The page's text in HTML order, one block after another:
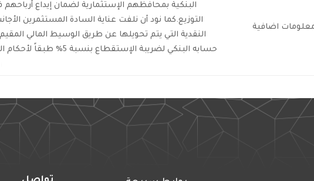
اضافية
البنكية بمحافظهم الإستثمارية لضمان إيداع
التوزيع.كما نود أن نلفت عناية السادة المستثمرين
النقدية التي يتم تحويلها عن طريق الوسيط المالي